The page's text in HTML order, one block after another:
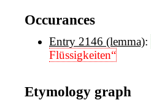
Occurances
Entry 2146 (lemma):
Flüssigkeiten“
Etymology graph